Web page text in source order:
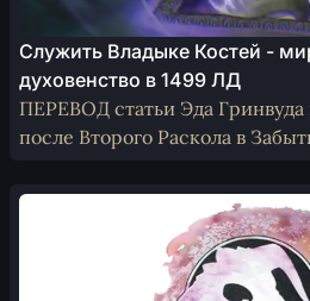
Служить Владыке Костей -
духовенство в 1499 ЛД
ПЕРЕВОД статьи Эда
после Второго Раскола в